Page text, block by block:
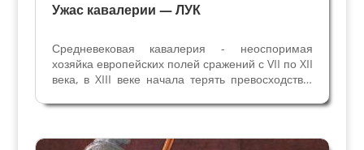
Ужас кавалерии — ЛУК
Средневековая кавалерия - неоспоримая
хозяйка европейских полей сражений с VII по XII
века, в XIII веке начала терять превосходство.
Леньяно 1176 года доказали, что хорошо
остановить...